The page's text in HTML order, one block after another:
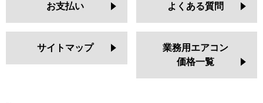
お支払い よくある質問
サイトマップ
業務用エアコン
価格一覧